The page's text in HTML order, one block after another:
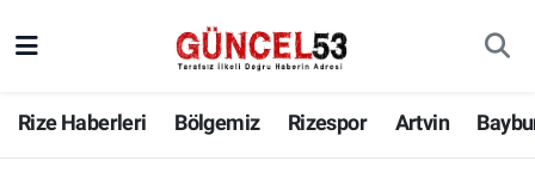
Rize Haberleri Bölgemiz Rizespor Artvin